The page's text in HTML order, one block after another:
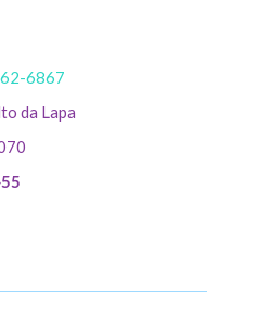
6867
da Lapa